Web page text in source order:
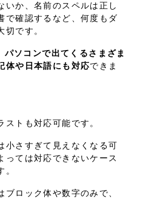
いか、名前のスペルは正し
で確認するなど、何度もダ
切です。
パソコンで出てくるさまざま
体や日本語にも対応できま
ストも対応可能です。
小さすぎて見えなくなる可
っては対応できないケース
。
ロック体や数字のみで、